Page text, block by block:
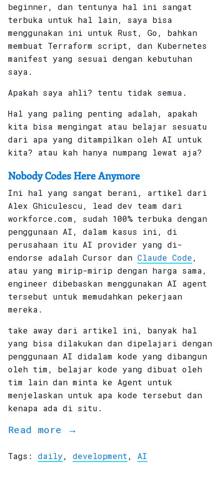
beginner, dan tentunya hal ini sangat
terbuka untuk hal lain, saya bisa
menggunakan ini untuk Rust, Go, bahkan
membuat Terraform script, dan Kubernetes
manifest yang sesuai dengan kebutuhan
saya.
Apakah saya ahli? tentu tidak semua.
Hal yang paling penting adalah, apakah
kita bisa mengingat atau belajar sesuatu
dari apa yang ditampilkan oleh AI untuk
kita? atau kah hanya numpang lewat aja?
Nobody Codes Here Anymore
Ini hal yang sangat berani, artikel dari
Alex Ghiculescu, lead dev team dari
workforce.com, sudah 100% terbuka dengan
penggunaan AI, dalam kasus ini, di
perusahaan itu AI provider yang di-
endorse adalah Cursor dan Claude Code,
atau yang mirip-mirip dengan harga sama,
engineer dibebaskan menggunakan AI agent
tersebut untuk memudahkan pekerjaan
mereka.
take away dari artikel ini, banyak hal
yang bisa dilakukan dan dipelajari dengan
penggunaan AI didalam kode yang dibangun
oleh tim, belajar kode yang dibuat oleh
tim lain dan minta ke Agent untuk
menjelaskan untuk apa kode tersebut dan
kenapa ada di situ.
Read more →
Tags: daily, development , AI